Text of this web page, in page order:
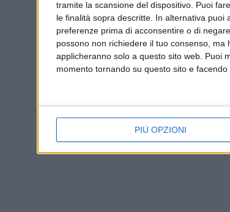
tramite la scansione del dispositivo. Puoi
le finalità sopra descritte. In alternativa
preferenze prima di acconsentire o di
possono non richiedere il tuo consenso,
applicheranno solo a questo sito web. Puoi
momento tornando su questo sito e
PIÙ OPZIONI